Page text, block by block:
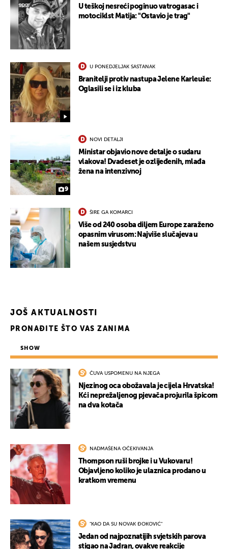
U teškoj nesreći poginuo vatrogasac i
motociklst Matija: "Ostavio je trag"
U PONEDJELJAK SASTANAK
Branitelji protiv nastupa Jelene Karleuše:
Oglasili se i iz kluba
9
NOVI DETALJI
Ministar objavio nove detalje o sudaru
vlakova! Dvadeset je ozlijeđenih, mlađa
žena na intenzivnoj
ŠIRE GA KOMARCI
Više od 240 osoba diljem Europe zaraženo
opasnim virusom: Najviše slučajeva u
našem susjedstvu
JOŠ AKTUALNOSTI
PRONAĐITE ŠTO VAS ZANIMA
SHOW
ČUVA USPOMENU NA NJEGA
Njezinog oca obožavala je cijela Hrvatska!
Kći neprežaljenog pjevača projurila špicom
na dva kotača
NADMAŠENA OČEKIVANJA
Thompson ruši brojke i u Vukovaru!
Objavljeno koliko je ulaznica prodano u
kratkom vremenu
"KAO DA SU NOVAK ĐOKOVIĆ"
Jedan od najpoznatijih svjetskih parova
stigao na Jadran, ovakve reakcije